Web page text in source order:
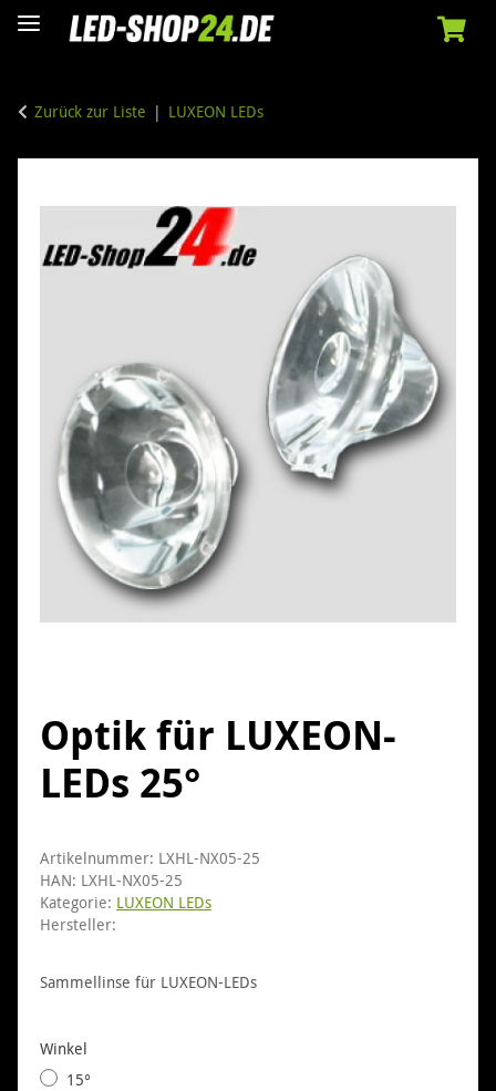
Zurück zur Liste LUXEON LEDs
Optik für LUXEON-
LEDs 25°
Artikelnummer: LXHL-NX05-25
HAN: LXHL-NX05-25
Kategorie: LUXEON LEDs
Hersteller:
Sammellinse für LUXEON-LEDs
Winkel
15°